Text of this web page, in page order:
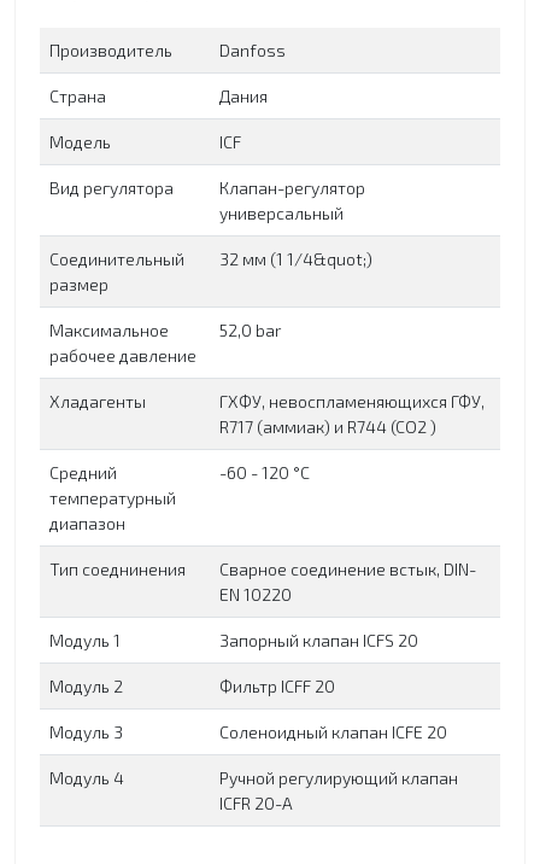
Производитель Danfoss
Страна Дания
Модель ICF
Вид регулятора
Клапан-регулятор
универсальный
Соединительный
размер
32 мм (1 1/4&quot;)
Максимальное
рабочее давление
52,0 bar
Хладагенты
ГХФУ, невоспламеняющихся ГФУ,
R717 (аммиак) и R744 (CO2 )
Средний
температурный
диапазон
-60 - 120 °C
Тип соеднинения
Сварное соединение встык, DIN-
EN 10220
Модуль 1 Запорный клапан ICFS 20
Модуль 2 Фильтр ICFF 20
Модуль 3 Соленоидный клапан ICFE 20
Модуль 4
Ручной регулирующий клапан
ICFR 20-A